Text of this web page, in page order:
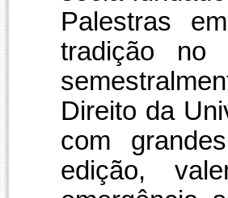
Palestras
tradição no
Direito da
com
edição,